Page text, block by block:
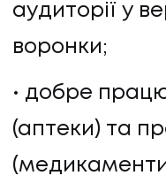
аудиторії у
воронки;
добре
(аптеки) та